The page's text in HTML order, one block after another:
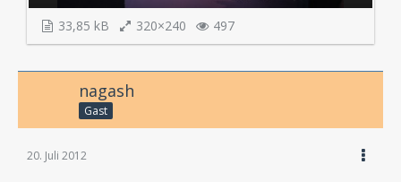
33,85 kB 320×240 497
nagash
Gast
20. Juli 2012